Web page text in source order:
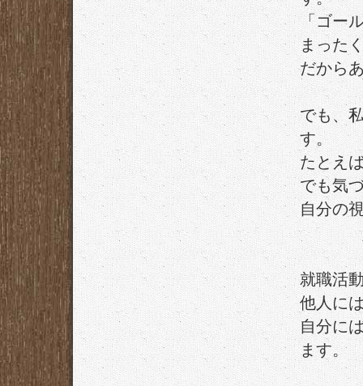
「ゴー
まった
だから
でも、
す。
たとえ
でも気
自分の
就職活
他人に
自分に
ます。